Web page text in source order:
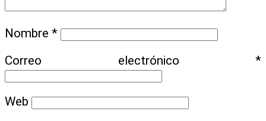
Nombre *
Correo electrónico *
Web